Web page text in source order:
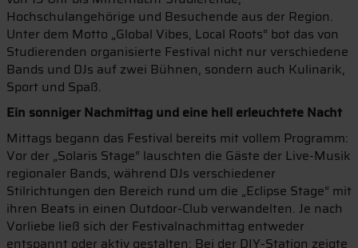
Hochschulangehörige und Besuchende aus der Region.
Unter dem Motto „Global Vibes, Local Roots“ bot das von
Studierenden organisierte Festival nicht nur verschiedene
Bands und DJs auf zwei Bühnen, sondern auch Kulinarik,
Sport und Spaß.
Ein sonniger Nachmittag und eine hell erleuchtete Nacht
Mittags begann das Festival bereits mit vollem Programm:
Vor der „Solaris Stage“ lauschten die Gäste der Live-Musik
regionaler Bands, während DJs verschiedener
Stilrichtungen den Bereich rund um die „Eclipse Stage“ mit
ihren Beats in einen Outdoor-Club verwandelten. Je nach
Vorliebe ließ sich der Festivalnachmittag entweder
entspannt oder aktiv gestalten: Bei der DIY-Station zeigte